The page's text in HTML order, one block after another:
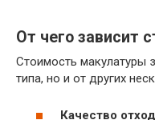
руб.
Типографский
гофрокартон и
его отходы
~ 7,0
От чего зависит
Стоимость макулатуры
типа, но и от других
Качество